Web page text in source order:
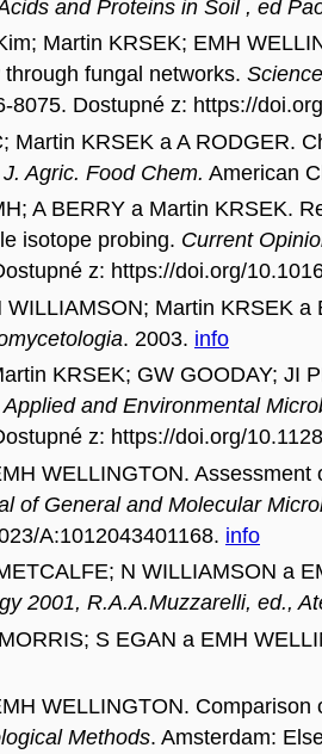
and Proteins in Soil , ed
Martin KRSEK; EMH
fungal networks. Science
8075. Dostupné z: https://
Martin KRSEK a A RODGER.
J. Agric. Food Chem. American
A BERRY a Martin KRSEK.
isotope probing. Current
z: https://doi.org/
WILLIAMSON; Martin KRSEK
. 2003. info
KRSEK; GW GOODAY; JI
Applied and Environmental
z: https://doi.org/
WELLINGTON.
of General and Molecular
A:1012043401168. info
N WILLIAMSON a
2001, R.A.A.Muzzarelli, ed.,
S EGAN a EMH
WELLINGTON.
Methods. Amsterdam: